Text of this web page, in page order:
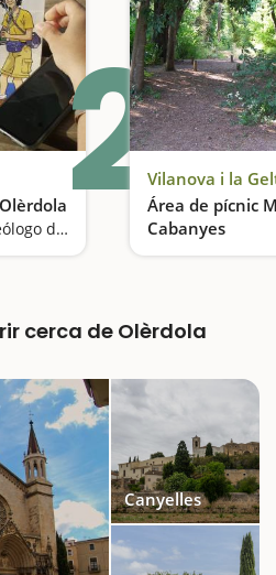
Ayudamos a un arqueólogo despistado a resolver enigmas sobre el patrimonio del municipio2Vilanova i la
Área de pícnic
Cabanyes
cerca de Olèrdola
Canyelles